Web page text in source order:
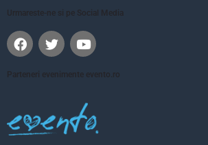
Urmareste-ne si pe Social Media
Parteneri evenimente evento.ro